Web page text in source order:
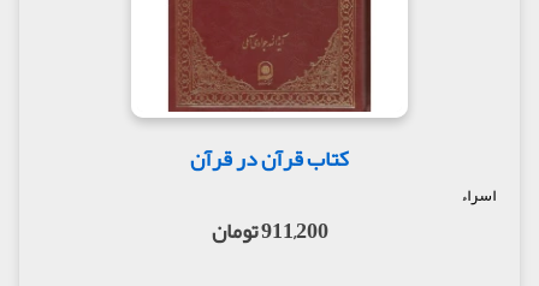
کتاب قرآن در قرآن
اسراء
911,200 تومان